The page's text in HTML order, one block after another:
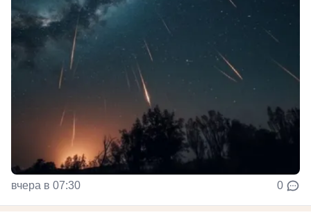
вчера в 07:30 0